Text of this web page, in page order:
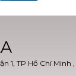
1, TP Hồ Chí Minh